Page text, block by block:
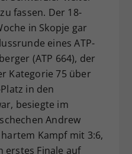
fassen. Der 18-
in Skopje gar
eines ATP-
(ATP 664), der
Kategorie 75 über
in den
besiegte im
Andrew
Kampf mit 3:6,
erstes Finale auf
Ihre Consent-
Unter anderem eine
ID, für die
Ihrer
Einstellungen, falls der
dies eingestellt